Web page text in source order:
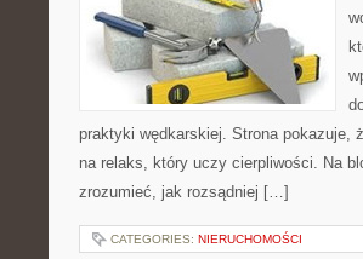
praktyki wędkarskiej. Strona pokazuje,
na relaks, który uczy cierpliwości. Na
zrozumieć, jak rozsądniej […]
CATEGORIES: NIERUCHOMOŚCI